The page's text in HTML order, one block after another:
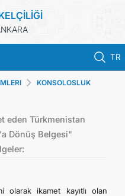
TR
KONSOLOSLUK
eden Türkmenistan
Dönüş Belgesi"
olarak ikamet kayıtlı olan